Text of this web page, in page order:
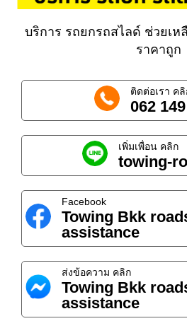
บริการ รถยกรถสไลด์ ช่วยเห
ราคาถูก
ติดต่อเรา คลิ
062
เพิ่มเพื่อน คลิก
towing-
Facebook
Towing Bkk
assistance
ส่งข้อความ คลิก
Towing Bkk
assistance